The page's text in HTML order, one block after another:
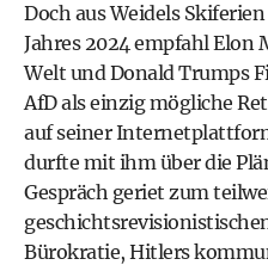
Doch aus Weidels
Jahres 2024 empfahl Elon
Welt und Donald Trumps
AfD als einzig mögliche
auf seiner
durfte mit ihm über die
Gespräch geriet zum
Bürokratie, Hitlers